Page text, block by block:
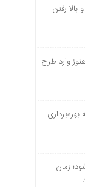
رفتن
وارد طرح
بهره‌برداری
زمان